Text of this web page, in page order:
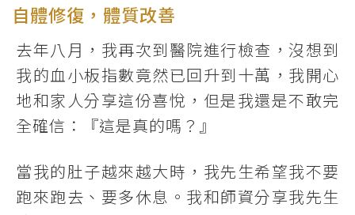
自體修復，體質改善
去年八月，我再次到醫院進行檢查，沒想到
我的血小板指數竟然已回升到十萬，我開心
地和家人分享這份喜悅，但是我還是不敢完
全確信：『這是真的嗎？』
當我的肚子越來越大時，我先生希望我不要
跑來跑去、要多休息。我和師資分享我先生